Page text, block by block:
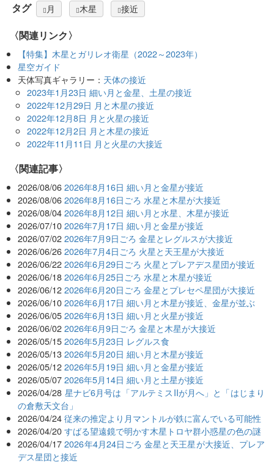
タグ 月 木星 接近
〈関連リンク〉
【特集】木星とガリレオ衛星（2022～2023年）
星空ガイド
天体写真ギャラリー： 天体の接近
2023年1月23日 細い月と金星、土星の接近
2022年12月29日 月と木星の接近
2022年12月8日 月と火星の接近
2022年12月2日 月と木星の接近
2022年11月11日 月と火星の大接近
関連記事
2026/08/06 2026年8月16日 細い月と金星が接近
2026/08/06 2026年8月16日ごろ 水星と木星が大接近
2026/08/04 2026年8月12日 細い月と水星、木星が接近
2026/07/10 2026年7月17日 細い月と金星が接近
2026/07/02 2026年7月9日ごろ 金星とレグルスが大接近
2026/06/26 2026年7月4日ごろ 火星と天王星が大接近
2026/06/22 2026年6月29日ごろ 火星とプレアデス星団が接近
2026/06/18 2026年6月25日ごろ 水星と木星が接近
2026/06/12 2026年6月20日ごろ 金星とプレセペ星団が大接近
2026/06/10 2026年6月17日 細い月と木星が接近、金星が並ぶ
2026/06/05 2026年6月13日 細い月と火星が接近
2026/06/02 2026年6月9日ごろ 金星と木星が大接近
2026/05/15 2026年5月23日 レグルス食
2026/05/13 2026年5月20日 細い月と木星が接近
2026/05/12 2026年5月19日 細い月と金星が接近
2026/05/07 2026年5月14日 細い月と土星が接近
2026/04/28 星ナビ6月号は「アルテミスIIが月へ」と「はじまり
の倉敷天文台」
2026/04/24 従来の推定より月マントルが鉄に富んでいる可能性
2026/04/20 すばる望遠鏡で明かす木星トロヤ群小惑星の色の謎
2026/04/17 2026年4月24日ごろ 金星と天王星が大接近、プレア
デス星団と接近